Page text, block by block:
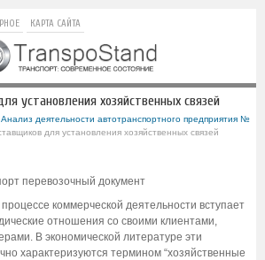
КАРТА САЙТА
установления хозяйственных связей
Анализ деятельности автотранспортного предприятия №
для установления хозяйственных связей
перевозочный документ
коммерческой деятельности вступает
отношения со своими клиентами,
В экономической литературе эти
характеризуются термином “хозяйственные